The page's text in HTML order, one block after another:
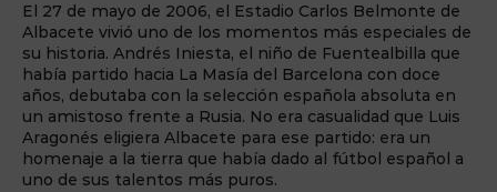
El 27 de mayo de 2006, el Estadio Carlos Belmonte de
Albacete vivió uno de los momentos más especiales de
su historia. Andrés Iniesta, el niño de Fuentealbilla que
había partido hacia La Masía del Barcelona con doce
años, debutaba con la selección española absoluta en
un amistoso frente a Rusia. No era casualidad que Luis
Aragonés eligiera Albacete para ese partido: era un
homenaje a la tierra que había dado al fútbol español a
uno de sus talentos más puros.